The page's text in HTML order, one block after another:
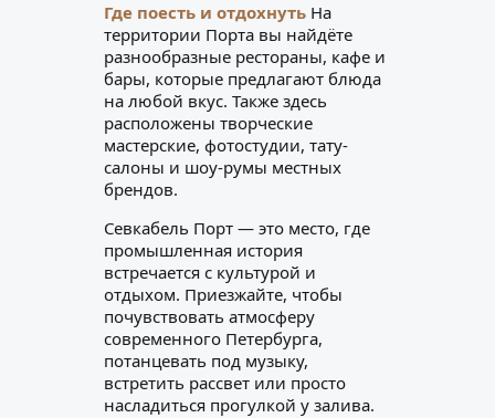
Где поесть и отдохнуть На
территории Порта вы найдёте
разнообразные рестораны, кафе и
бары, которые предлагают блюда
на любой вкус. Также здесь
расположены творческие
мастерские, фотостудии, тату-
салоны и шоу-румы местных
брендов.
Севкабель Порт — это место, где
промышленная история
встречается с культурой и
отдыхом. Приезжайте, чтобы
почувствовать атмосферу
современного Петербурга,
потанцевать под музыку,
встретить рассвет или просто
насладиться прогулкой у залива.